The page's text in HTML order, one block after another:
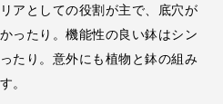
アとしての役割が主で、底穴が
ったり。機能性の良い鉢はシン
たり。意外にも植物と鉢の組み
。